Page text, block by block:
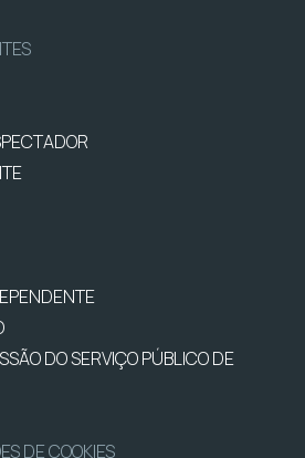
DO SERVIÇO PÚBLICO DE
DE COOKIES